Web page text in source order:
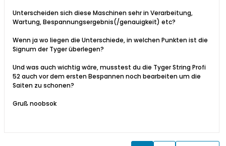
Unterscheiden sich diese Maschinen sehr in Verarbeitung,
Wartung, Bespannungsergebnis(/genauigkeit) etc?
Wenn ja wo liegen die Unterschiede, in welchen Punkten ist die
Signum der Tyger überlegen?
Und was auch wichtig wäre, musstest du die Tyger String Profi
52 auch vor dem ersten Bespannen noch bearbeiten um die
Saiten zu schonen?
Gruß noobsok